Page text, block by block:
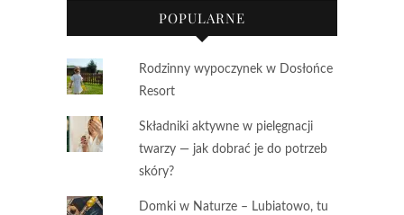
POPULARNE
Rodzinny wypoczynek w Dosłońce
Resort
Składniki aktywne w pielęgnacji
twarzy — jak dobrać je do potrzeb
skóry?
Domki w Naturze – Lubiatowo, tu